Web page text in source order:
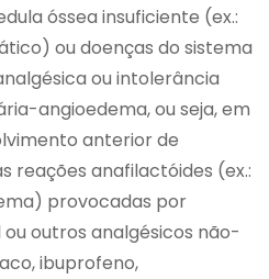
óssea insuficiente (ex.:
ou doenças do sistema
ou intolerância
angioedema, ou seja, em
anterior de
reações anafilactóides (ex.:
provocadas por
outros analgésicos não-
ibuprofeno,